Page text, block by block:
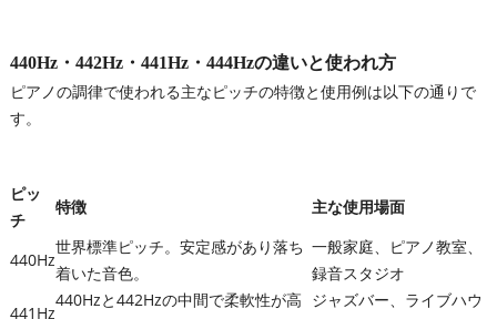
440Hz・442Hz・441Hz・444Hzの違いと使われ方
ピアノの調律で使われる主なピッチの特徴と使用例は以下の通りで
す。
ピッ
チ
特徴 主な使用場面
440Hz
世界標準ピッチ。安定感があり落ち
着いた音色。
一般家庭、ピアノ教室、
録音スタジオ
441Hz
440Hzと442Hzの中間で柔軟性が高 ジャズバー、ライブハウ